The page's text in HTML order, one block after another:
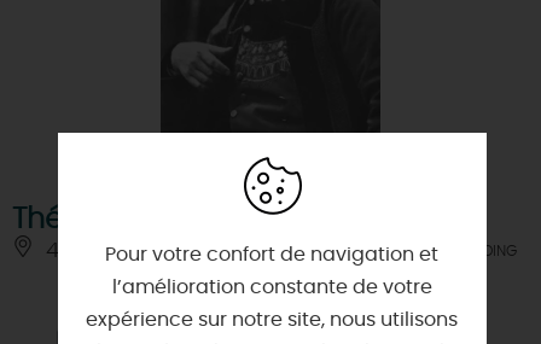
Théodore Botrel
45200 - MONTARGIS À 1.5 KM DE CHÂLETTE-SUR-LOING
Pour votre confort de navigation et
l’amélioration constante de votre
expérience sur notre site, nous utilisons